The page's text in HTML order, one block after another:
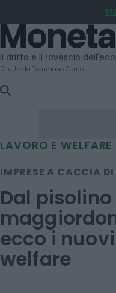
TO
CONTENT
Moneta
Il dritto e il rovescio
Diretto da Tommaso Cerno
LAVORO E WELFARE
IMPRESE A CACCIA
Dal
ecco i
welfare